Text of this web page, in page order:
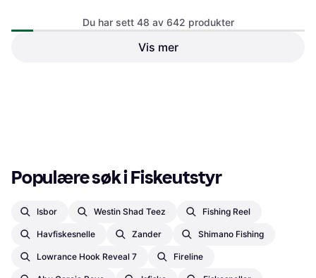
Du har sett 48 av 642 produkter
Vis mer
Populære søk i Fiskeutstyr
Isbor Westin Shad Teez Fishing Reel
Havfiskesnelle Zander Shimano Fishing
Lowrance Hook Reveal 7 Fireline